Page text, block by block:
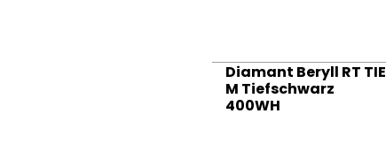
Diamant Beryll RT TIE
M Tiefschwarz
400WH